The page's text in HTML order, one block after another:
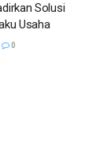
Solusi
Usaha
0